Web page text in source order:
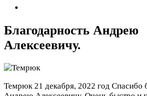
Благодарность Андрею
Алексеевичу.
Темрюк 21 декабря, 2022 год Спасибо